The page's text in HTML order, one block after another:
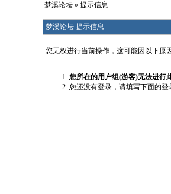
梦溪论坛 » 提示信息
梦溪论坛 提示信息
您无权进行当前操作，这可能因以下原
您所在的用户组(游客)无法进行
您还没有登录，请填写下面的登